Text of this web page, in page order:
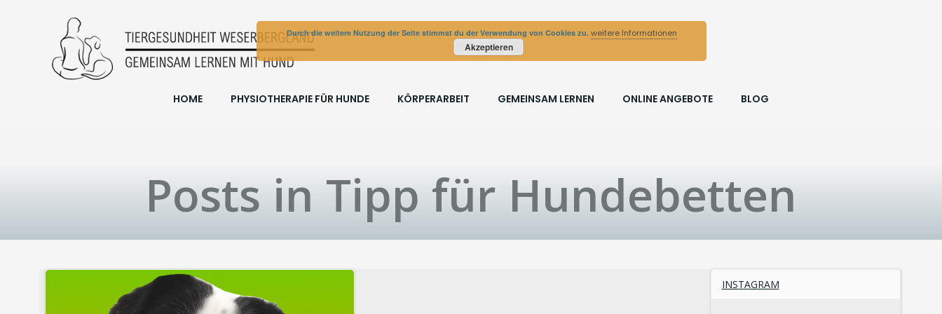
HOME PHYSIOTHERAPIE FÜR HUNDE KÖRPERARBEIT GEMEINSAM LERNEN ONLINE ANGEBOTE BLOG
Posts in Tipp für Hundebetten
INSTAGRAM
Durch die weitere Nutzung der Seite stimmst du der Verwendung von Cookies zu. weitere Informationen
Akzeptieren